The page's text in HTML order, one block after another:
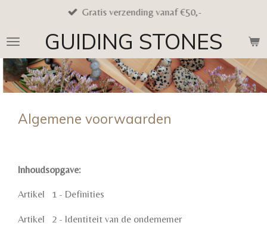
naar
de
hoofdinhoud
GUIDING STONES
Gratis verzending vanaf €50,-
Algemene voorwaarden
Inhoudsopgave:
Artikel 1 - Definities
Artikel 2 - Identiteit van de ondernemer